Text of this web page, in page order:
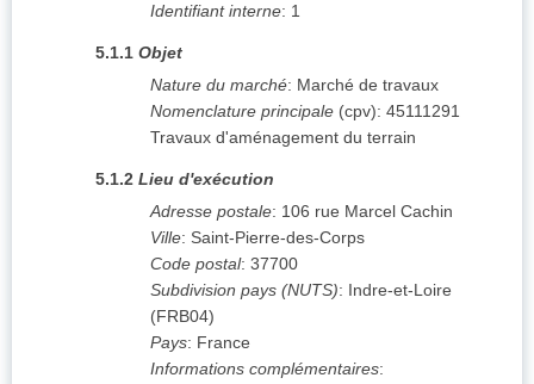
Identifiant interne: 1
5.1.1 Objet
Nature du marché: Marché de travaux
Nomenclature principale (cpv): 45111291
Travaux d'aménagement du terrain
5.1.2 Lieu d'exécution
Adresse postale: 106 rue Marcel Cachin
Ville: Saint-Pierre-des-Corps
Code postal: 37700
Subdivision pays (NUTS): Indre-et-Loire
(FRB04)
Pays: France
Informations complémentaires: